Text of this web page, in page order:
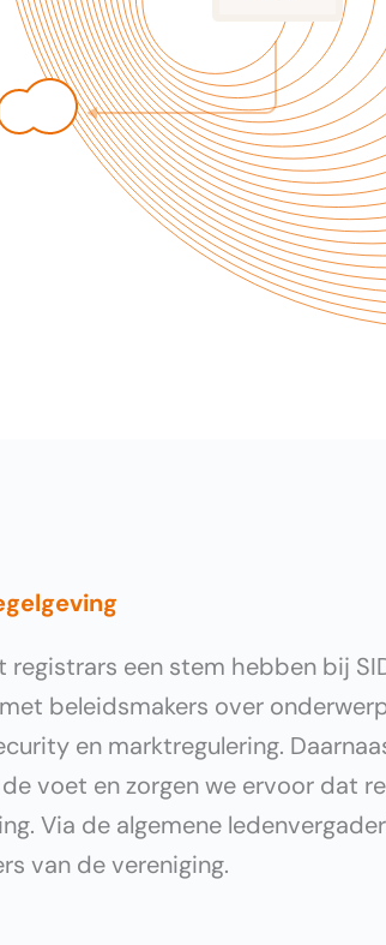
een stem hebben bij
beleidsmakers over
en marktregulering.
voet en zorgen we ervoor dat
Via de algemene
van de vereniging.